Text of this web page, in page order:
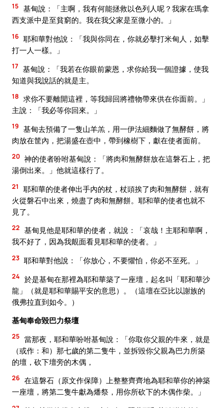
15 基甸說：「主啊，我有何能拯救以色列人呢？我家在瑪拿
西支派中是至貧窮的。我在我父家是至微小的。」
16 耶和華對他說：「我與你同在，你就必擊打米甸人，如擊
打一人一樣。」
17 基甸說：「我若在你眼前蒙恩，求你給我一個證據，使我
知道與我說話的就是主。
18 求你不要離開這裡，等我歸回將禮物帶來供在你面前。」
主說：「我必等你回來。」
19 基甸去預備了一隻山羊羔，用一伊法細麵做了無酵餅，將
肉放在筐內，把湯盛在壺中，帶到橡樹下，獻在使者面前。
20 神的使者吩咐基甸說：「將肉和無酵餅放在這磐石上，把
湯倒出來。」他就這樣行了。
21
耶和華的使者伸出手內的杖，杖頭挨了肉和無酵餅，就有
火從磐石中出來，燒盡了肉和無酵餅。耶和華的使者也就不
見了。
22 基甸見他是耶和華的使者，就說：「哀哉！主耶和華啊，
我不好了，因為我覿面看見耶和華的使者。」
23 耶和華對他說：「你放心，不要懼怕，你必不至死。」
24 於是基甸在那裡為耶和華築了一座壇，起名叫「耶和華沙
龍」（就是耶和華賜平安的意思）。（這壇在亞比以謝族的
俄弗拉直到如今。）
基甸奉命毀巴力祭壇
25 當那夜，耶和華吩咐基甸說：「你取你父親的牛來，就是
（或作：和）那七歲的第二隻牛，並拆毀你父親為巴力所築
的壇，砍下壇旁的木偶，
26 在這磐石（原文作保障）上整整齊齊地為耶和華你的神築
一座壇，將第二隻牛獻為燔祭，用你所砍下的木偶作柴。」